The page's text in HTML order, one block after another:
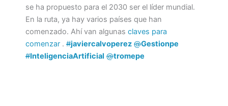
se ha propuesto para el 2030 ser el líder mundial.
En la ruta, ya hay varios países que han
comenzado. Ahí van algunas claves para
comenzar . #javiercalvoperez @Gestionpe
#InteligenciaArtificial @tromepe